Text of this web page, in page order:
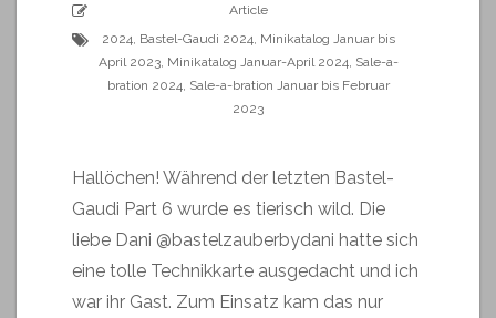
Article
2024, Bastel-Gaudi 2024, Minikatalog Januar bis
April 2023, Minikatalog Januar-April 2024, Sale-a-
bration 2024, Sale-a-bration Januar bis Februar
2023
Hallöchen! Während der letzten Bastel-
Gaudi Part 6 wurde es tierisch wild. Die
liebe Dani @bastelzauberbydani hatte sich
eine tolle Technikkarte ausgedacht und ich
war ihr Gast. Zum Einsatz kam das nur